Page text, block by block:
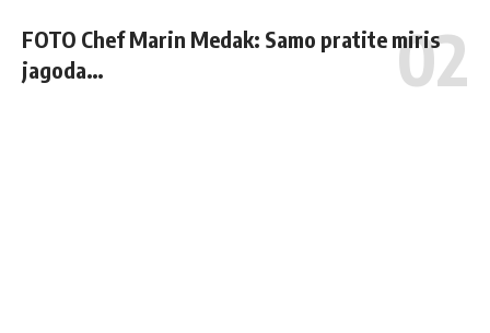
FOTO Chef Marin Medak: Samo pratite miris
jagoda…